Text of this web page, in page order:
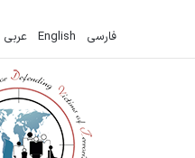
فارسی English عربي